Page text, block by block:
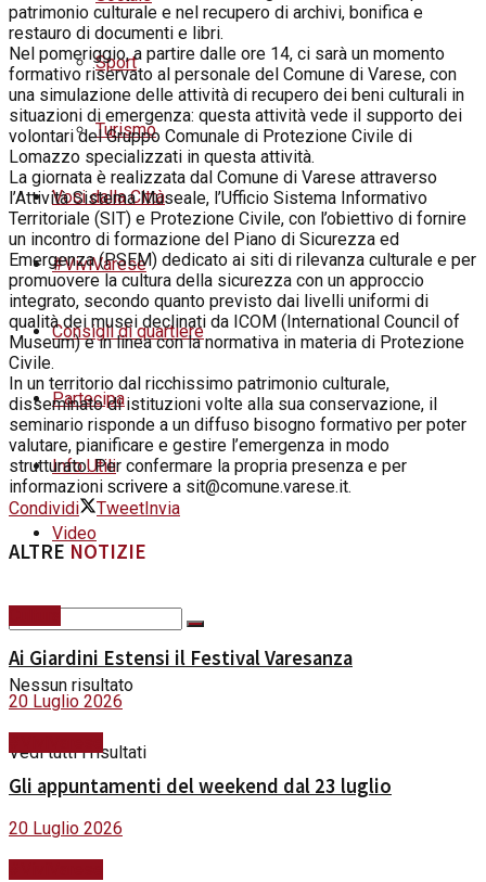
Sport
Turismo
Voci dalla Città
#ViviVarese
Consigli di quartiere
Partecipa
Info Utili
Video
Nessun risultato
Vedi tutti i risultati
patrimonio culturale e nel recupero di archivi, bonifica e
restauro di documenti e libri.
Nel pomeriggio, a partire dalle ore 14, ci sarà un momento
formativo riservato al personale del Comune di Varese, con
una simulazione delle attività di recupero dei beni culturali in
situazioni di emergenza: questa attività vede il supporto dei
volontari del Gruppo Comunale di Protezione Civile di
Lomazzo specializzati in questa attività.
La giornata è realizzata dal Comune di Varese attraverso
l’Attività Sistema Museale, l’Ufficio Sistema Informativo
Territoriale (SIT) e Protezione Civile, con l’obiettivo di fornire
un incontro di formazione del Piano di Sicurezza ed
Emergenza (PSEM) dedicato ai siti di rilevanza culturale e per
promuovere la cultura della sicurezza con un approccio
integrato, secondo quanto previsto dai livelli uniformi di
qualità dei musei declinati da ICOM (International Council of
Museum) e in linea con la normativa in materia di Protezione
Civile.
In un territorio dal ricchissimo patrimonio culturale,
disseminato di istituzioni volte alla sua conservazione, il
seminario risponde a un diffuso bisogno formativo per poter
valutare, pianificare e gestire l’emergenza in modo
strutturato. Per confermare la propria presenza e per
informazioni scrivere a sit@comune.varese.it.
Condividi
TweetInvia
ALTRE NOTIZIE
Ai Giardini Estensi il Festival Varesanza
20 Luglio 2026
Gli appuntamenti del weekend dal 23 luglio
20 Luglio 2026